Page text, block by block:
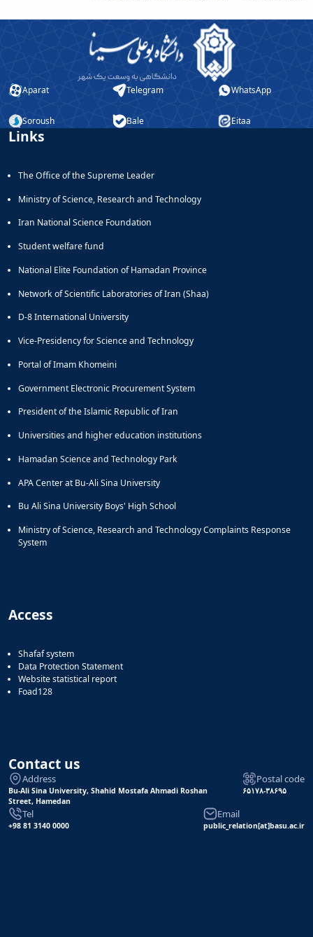
Aparat Telegram WhatsApp
Soroush Bale Eitaa
Links
The Office of the Supreme Leader
Ministry of Science, Research and Technology
Iran National Science Foundation
Student welfare fund
National Elite Foundation of Hamadan Province
Network of Scientific Laboratories of Iran (Shaa)
D-8 International University
Vice-Presidency for Science and Technology
Portal of Imam Khomeini
Government Electronic Procurement System
President of the Islamic Republic of Iran
Universities and higher education institutions
Hamadan Science and Technology Park
APA Center at Bu-Ali Sina University
Bu Ali Sina University Boys' High School
Ministry of Science, Research and Technology Complaints Response
System
Access
Shafaf system
Data Protection Statement
Website statistical report
Foad128
Contact us
Address
Bu-Ali Sina University, Shahid Mostafa Ahmadi Roshan
Street, Hamedan
Postal code
۶۵۱۷۸-۳۸۶۹۵
Tel
+98 81 3140 0000
Email
public_relation[at]basu.ac.ir